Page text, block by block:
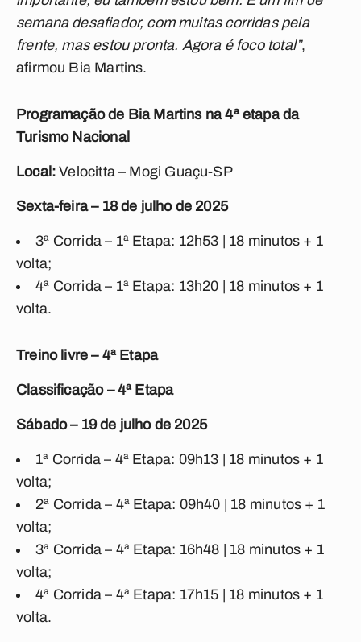
semana desafiador, com muitas corridas pela
frente, mas estou pronta. Agora é foco total”,
afirmou Bia Martins.
Programação de Bia Martins na 4ª etapa da
Turismo Nacional
Local:Velocitta – Mogi Guaçu-SP
Sexta-feira – 18 de julho de 2025
3ª Corrida – 1ª Etapa: 12h53 | 18 minutos + 1
volta;
4ª Corrida – 1ª Etapa: 13h20 | 18 minutos + 1
volta.
Treino livre – 4ª Etapa
Classificação – 4ª Etapa
Sábado – 19 de julho de 2025
1ª Corrida – 4ª Etapa: 09h13 | 18 minutos + 1
volta;
2ª Corrida – 4ª Etapa: 09h40 | 18 minutos + 1
volta;
3ª Corrida – 4ª Etapa: 16h48 | 18 minutos + 1
volta;
4ª Corrida – 4ª Etapa: 17h15 | 18 minutos + 1
volta.